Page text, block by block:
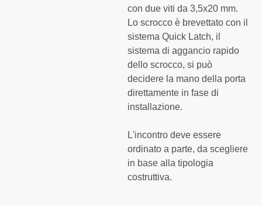
con due viti da 3,5x20 mm.
Lo scrocco è brevettato con il
sistema Quick Latch, il
sistema di aggancio rapido
dello scrocco, si può
decidere la mano della porta
direttamente in fase di
installazione.
L'incontro deve essere
ordinato a parte, da scegliere
in base alla tipologia
costruttiva.